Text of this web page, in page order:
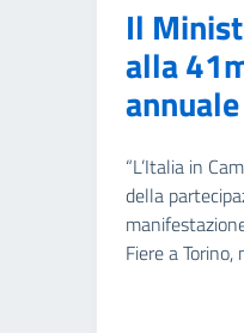
Il
alla
“L’Italia in
della
Fiere a Torino,